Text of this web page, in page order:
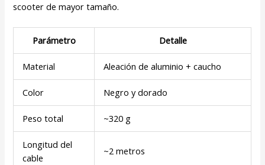
scooter de mayor tamaño.
Parámetro Detalle
Material Aleación de aluminio + caucho
Color Negro y dorado
Peso total ~320 g
Longitud del
cable
~2 metros